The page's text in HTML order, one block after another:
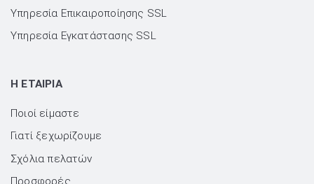
Υπηρεσία Επικαιροποίησης SSL
Υπηρεσία Εγκατάστασης SSL
H ΕΤΑΙΡΙΑ
Ποιοί είμαστε
Γιατί ξεχωρίζουμε
Σχόλια πελατών